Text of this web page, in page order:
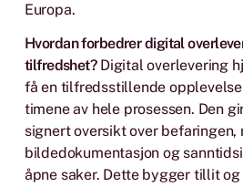
Europa.
Hvordan forbedrer digital
tilfredshet?Digital overlevering
få en tilfredsstillende
timene av hele prosessen. Den
signert oversikt over befaringen,
bildedokumentasjon og
åpne saker. Dette bygger tillit